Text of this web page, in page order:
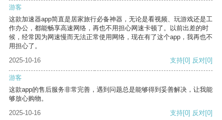
游客
这款加速器app简直是居家旅行必备神器，无论是看视频、玩游戏还是工
作办公，都能畅享高速网络，再也不用担心网速卡顿了。以前出差的时
候，经常因为网速慢而无法正常使用网络，现在有了这个app，我再也不
用担心了。
2025-10-16
支持[0] 反对[0]
游客
这款app的售后服务非常完善，遇到问题总是能够得到妥善解决，让我能
够放心购物。
2025-10-16
支持[0] 反对[0]